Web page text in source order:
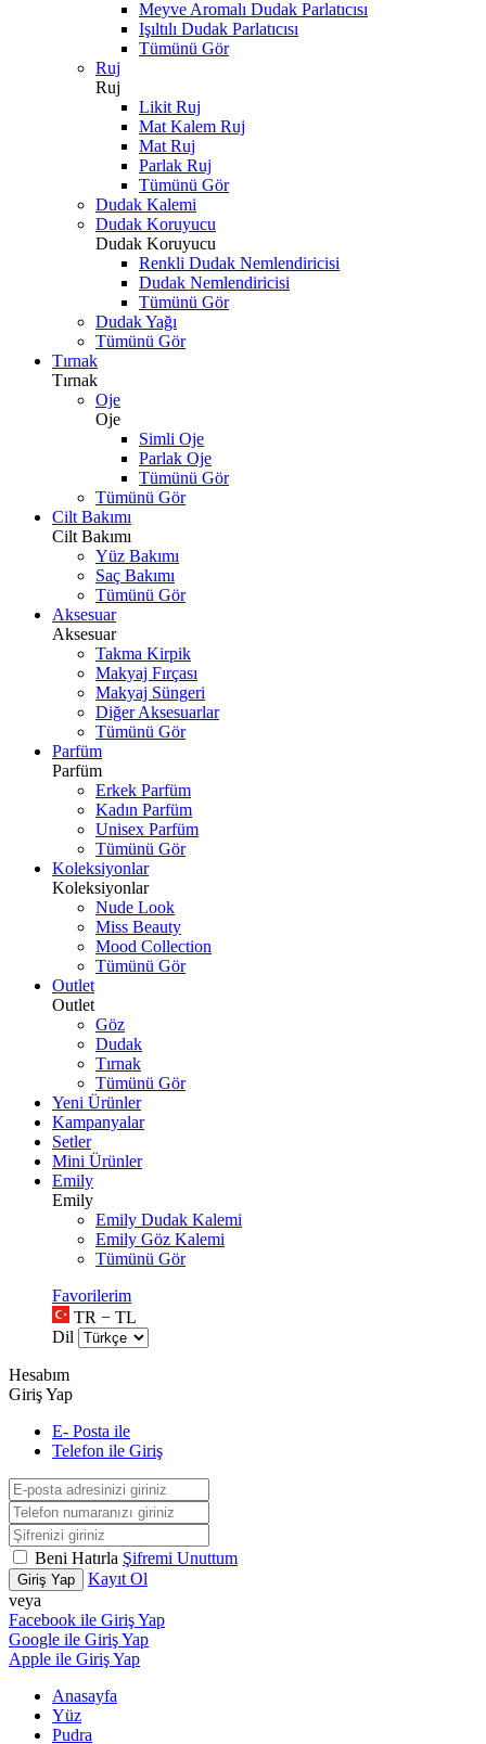
Meyve Aromalı Dudak Parlatıcısı
Işıltılı Dudak Parlatıcısı
Tümünü Gör
Ruj
Ruj
Likit Ruj
Mat Kalem Ruj
Mat Ruj
Parlak Ruj
Tümünü Gör
Dudak Kalemi
Dudak Koruyucu
Dudak Koruyucu
Renkli Dudak Nemlendiricisi
Dudak Nemlendiricisi
Tümünü Gör
Dudak Yağı
Tümünü Gör
Tırnak
Tırnak
Oje
Oje
Simli Oje
Parlak Oje
Tümünü Gör
Tümünü Gör
Cilt Bakımı
Cilt Bakımı
Yüz Bakımı
Saç Bakımı
Tümünü Gör
Aksesuar
Aksesuar
Takma Kirpik
Makyaj Fırçası
Makyaj Süngeri
Diğer Aksesuarlar
Tümünü Gör
Parfüm
Parfüm
Erkek Parfüm
Kadın Parfüm
Unisex Parfüm
Tümünü Gör
Koleksiyonlar
Koleksiyonlar
Nude Look
Miss Beauty
Mood Collection
Tümünü Gör
Outlet
Outlet
Göz
Dudak
Tırnak
Tümünü Gör
Yeni Ürünler
Kampanyalar
Setler
Mini Ürünler
Emily
Emily
Emily Dudak Kalemi
Emily Göz Kalemi
Tümünü Gör
Favorilerim
TR − TL
Dil
Hesabım
Giriş Yap
E- Posta ile
Telefon ile Giriş
Beni Hatırla Şifremi Unuttum
Giriş Yap
Kayıt Ol
veya
Facebook ile Giriş Yap
Google ile Giriş Yap
Apple ile Giriş Yap
Anasayfa
Yüz
Pudra